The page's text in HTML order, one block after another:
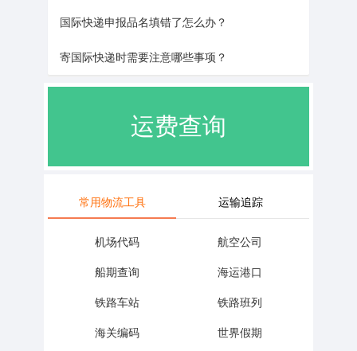
国际快递申报品名填错了怎么办？
寄国际快递时需要注意哪些事项？
运费查询
专人专答
常用物流工具 运输追踪
机场代码 航空公司
船期查询 海运港口
铁路车站 铁路班列
海关编码 世界假期